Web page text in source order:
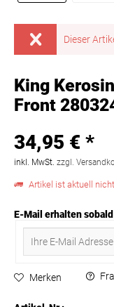
Dieser
King
Front
34,95 € *
inkl. MwSt. zzgl.
Artikel ist aktuell
E-Mail erhalten
Merken